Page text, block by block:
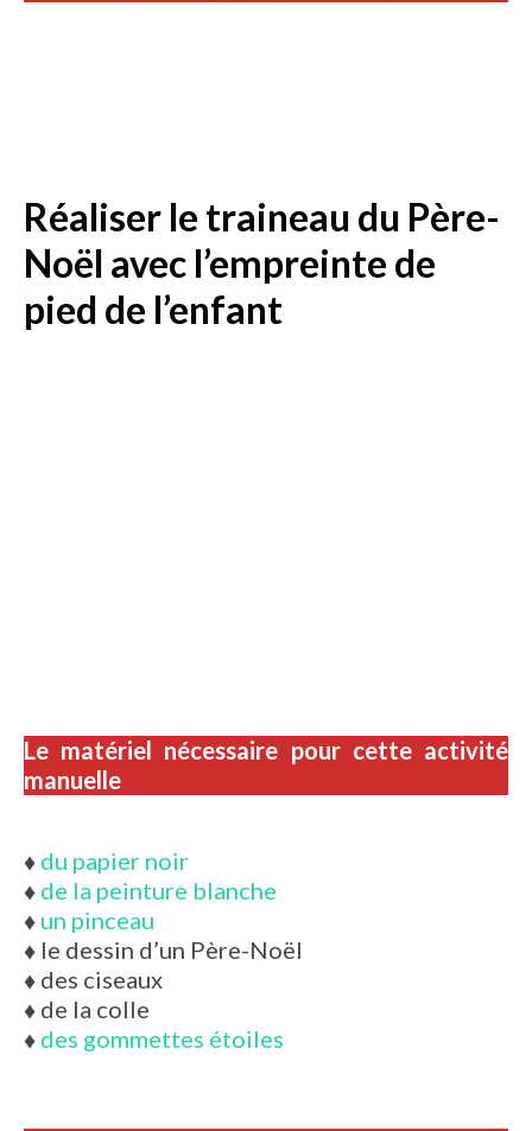
Réaliser le traineau du Père-
Noël avec l’empreinte de
pied de l’enfant
Le matériel nécessaire pour cette activité
manuelle
♦ du papier noir
♦ de la peinture blanche
♦ un pinceau
♦ le dessin d’un Père-Noël
♦ des ciseaux
♦ de la colle
♦ des gommettes étoiles